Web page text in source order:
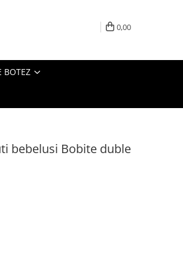
0,00
BOTEZ
bebelusi Bobite duble